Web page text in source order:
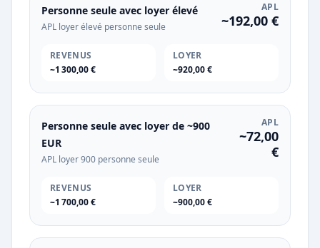
Personne seule avec loyer élevé
APL loyer élevé personne seule
APL
~192,00 €
REVENUS
~1 300,00 €
LOYER
~920,00 €
Personne seule avec loyer de ~900
EUR
APL loyer 900 personne seule
APL
~72,00
€
REVENUS
~1 700,00 €
LOYER
~900,00 €